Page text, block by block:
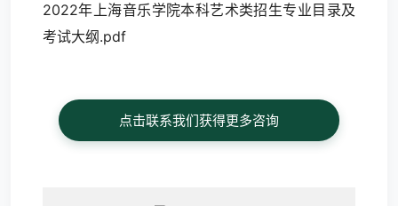
2022年上海音乐学院本科艺术类招生专业目录及
考试大纲.pdf
点击联系我们获得更多咨询